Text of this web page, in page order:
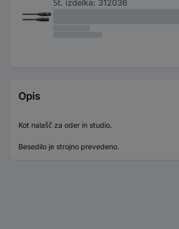
Št. izdelka: 312036
Opis
Kot nalašč za oder in studio.
Besedilo je strojno prevedeno.